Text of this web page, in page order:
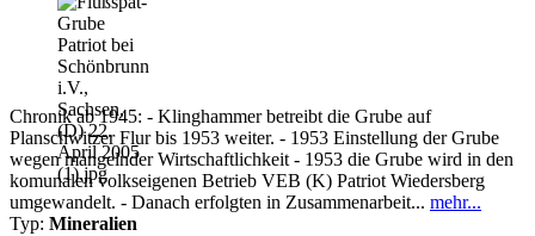
Chronik ab 1945: - Klinghammer betreibt die Grube auf
Planschwitzer Flur bis 1953 weiter. - 1953 Einstellung der Grube
wegen mangelnder Wirtschaftlichkeit - 1953 die Grube wird in den
komunalen volkseigenen Betrieb VEB (K) Patriot Wiedersberg
umgewandelt. - Danach erfolgten in Zusammenarbeit... mehr...
Typ: Mineralien